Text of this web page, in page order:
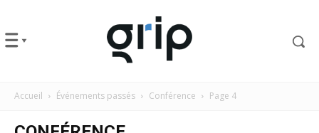
Accueil Événements passés Conférence Page 4